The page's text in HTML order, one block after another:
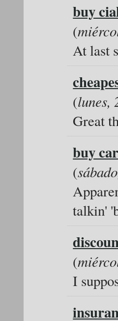
buy
(
At last
(lunes,
Great
buy
(
talkin'
(
I